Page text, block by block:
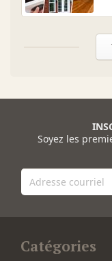
Soyez les
Catégories